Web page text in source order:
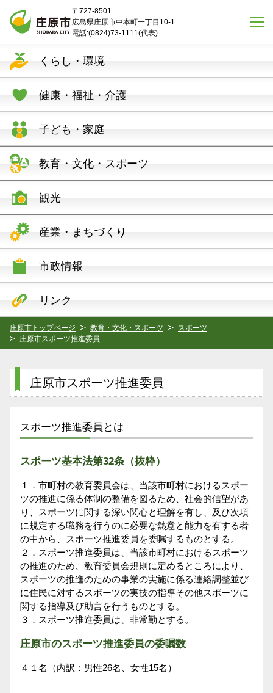
〒727-8501
広島県庄原市中本町一丁目10-1
電話:(0824)73-1111(代表)
くらし・環境
健康・福祉・介護
子ども・家庭
教育・文化・スポーツ
観光
産業・まちづくり
市政情報
リンク
庄原市トップページ 教育・文化・スポーツ
スポーツ
庄原市スポーツ推進委員
庄原市スポーツ推進委員
スポーツ推進委員とは
スポーツ基本法第32条（抜粋）
１．市町村の教育委員会は、当該市町村におけるスポー
ツの推進に係る体制の整備を図るため、社会的信望があ
り、スポーツに関する深い関心と理解を有し、及び次項
に規定する職務を行うのに必要な熱意と能力を有する者
の中から、スポーツ推進委員を委嘱するものとする。
２．スポーツ推進委員は、当該市町村におけるスポーツ
の推進のため、教育委員会規則に定めるところにより、
スポーツの推進のための事業の実施に係る連絡調整並び
に住民に対するスポーツの実技の指導その他スポーツに
関する指導及び助言を行うものとする。
３．スポーツ推進委員は、非常勤とする。
庄原市のスポーツ推進委員の委嘱数
４１名（内訳：男性26名、女性15名）